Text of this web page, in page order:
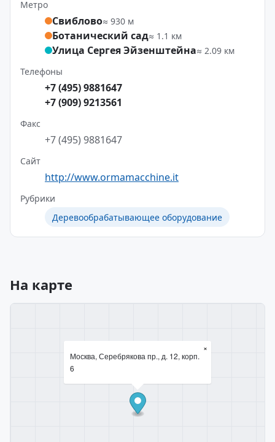
Метро
Свиблово≈ 930 м
Ботанический сад≈ 1.1 км
Улица Сергея Эйзенштейна≈ 2.09 км
Телефоны
+7 (495) 9881647
+7 (909) 9213561
Факс
+7 (495) 9881647
Сайт
http://www.ormamacchine.it
Рубрики
Деревообрабатывающее оборудование
На карте
Москва, Серебрякова пр., д. 12, корп.
6
×